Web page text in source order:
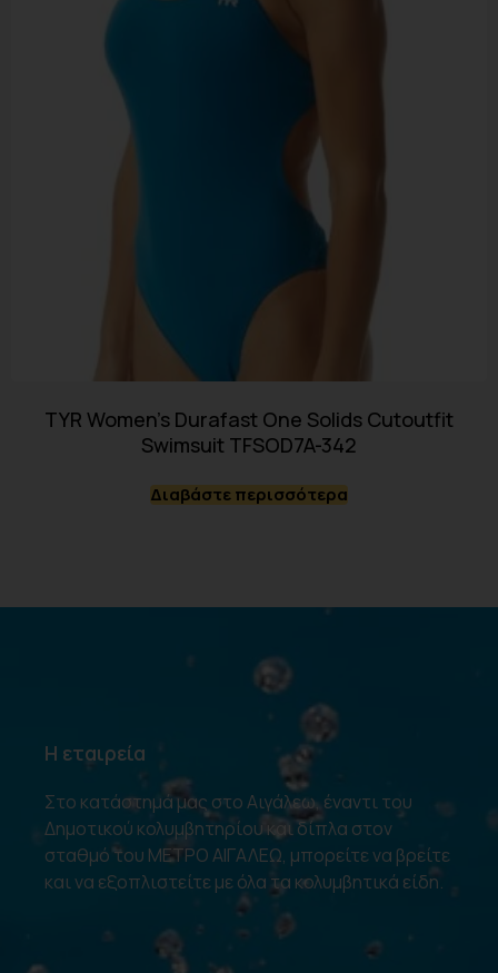
TYR Women’s Durafast One Solids Cutoutfit
Swimsuit TFSOD7A-342
Διαβάστε περισσότερα
Η εταιρεία
Στο κατάστημά μας στο Αιγάλεω, έναντι του
Δημοτικού κολυμβητηρίου και δίπλα στον
σταθμό του ΜΕΤΡΟ ΑΙΓΑΛΕΩ, μπορείτε να βρείτε
και να εξοπλιστείτε με όλα τα κολυμβητικά είδη.